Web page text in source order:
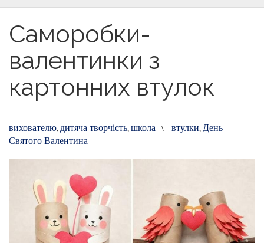
Саморобки-
валентинки з
картонних втулок
вихователю, дитяча творчість,школа \ втулки, День
Святого Валентина